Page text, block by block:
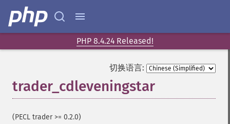
PHP 8.4.24 Released!
切换语言:
trader_cdleveningstar
(PECL trader >= 0.2.0)